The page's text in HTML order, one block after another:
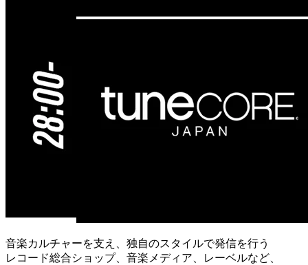
音楽カルチャーを支え、独自のスタイルで発信を行う
レコード総合ショップ、音楽メディア、レーベルなど、